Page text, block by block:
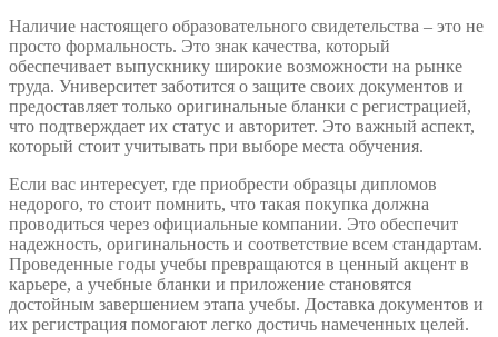
Наличие настоящего образовательного свидетельства – это не
просто формальность. Это знак качества, который
обеспечивает выпускнику широкие возможности на рынке
труда. Университет заботится о защите своих документов и
предоставляет только оригинальные бланки с регистрацией,
что подтверждает их статус и авторитет. Это важный аспект,
который стоит учитывать при выборе места обучения.
Если вас интересует, где приобрести образцы дипломов
недорого, то стоит помнить, что такая покупка должна
проводиться через официальные компании. Это обеспечит
надежность, оригинальность и соответствие всем стандартам.
Проведенные годы учебы превращаются в ценный акцент в
карьере, а учебные бланки и приложение становятся
достойным завершением этапа учебы. Доставка документов и
их регистрация помогают легко достичь намеченных целей.